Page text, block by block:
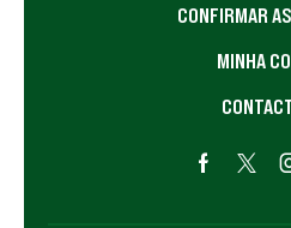
CONFIRMAR
MINHA